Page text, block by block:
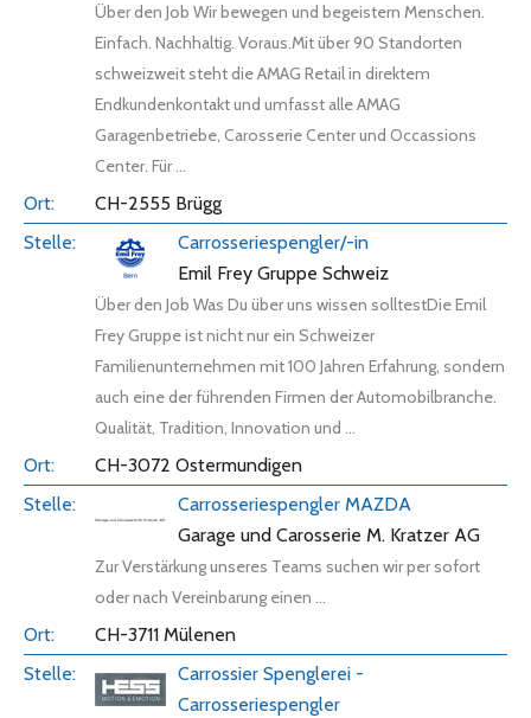
Über den Job Wir bewegen und begeistern Menschen.
Einfach. Nachhaltig. Voraus.Mit über 90 Standorten
schweizweit steht die AMAG Retail in direktem
Endkundenkontakt und umfasst alle AMAG
Garagenbetriebe, Carosserie Center und Occassions
Center. Für ...
CH-2555 Brügg
Carrosseriespengler/-in
Emil Frey Gruppe Schweiz
Über den Job Was Du über uns wissen solltestDie Emil
Frey Gruppe ist nicht nur ein Schweizer
Familienunternehmen mit 100 Jahren Erfahrung, sondern
auch eine der führenden Firmen der Automobilbranche.
Qualität, Tradition, Innovation und ...
CH-3072 Ostermundigen
Carrosseriespengler MAZDA
Garage und Carosserie M. Kratzer AG
Zur Verstärkung unseres Teams suchen wir per sofort
oder nach Vereinbarung einen ...
CH-3711 Mülenen
Carrossier Spenglerei -
Carrosseriespengler